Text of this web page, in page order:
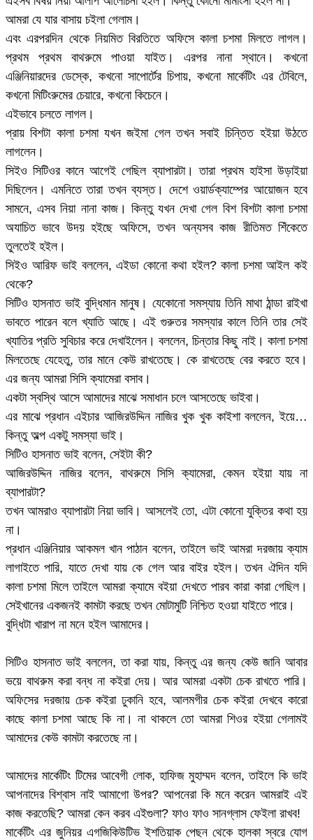
আমরা যে যার বাসায় চইলা গেলাম।
এবং এরপরদিন থেকে নিয়মিত বিরতিতে অফিসে কালা চশমা মিলতে লাগল।
প্রথম প্রথম বাথরুমে পাওয়া যাইত। এরপর নানা স্থানে। কখনো
এঞ্জিনিয়ারদের ডেস্কে, কখনো সাপোর্টের চিপায়, কখনো মার্কেটিং এর টেবিলে,
কখনো মিটিংরুমের চেয়ারে, কখনো কিচেনে।
এইভাবে চলতে লাগল।
প্রায় বিশটা কালা চশমা যখন জইমা গেল তখন সবাই চিন্তিত হইয়া উঠতে
লাগলেন।
সিইও সিটিওর কানে আগেই গেছিল ব্যাপারটা। তারা প্রথম হাইসা উড়াইয়া
দিছিলেন। এমনিতে তারা তখন ব্যস্ত। দেশে ওয়ার্ডক্যাম্পের আয়োজন হবে
সামনে, এসব নিয়া নানা কাজ। কিন্তু যখন দেখা গেল বিশ বিশটা কালা চশমা
অযাচিত ভাবে উদয় হইছে অফিসে, তখন অন্যসব কাজ রীতিমত শিঁকেতে
তুলতেই হইল।
সিইও আরিফ ভাই বললেন, এইডা কোনো কথা হইল? কালা চশমা আইল কই
থেকে?
সিটিও হাসনাত ভাই বুদ্ধিমান মানুষ। যেকোনো সমস্যায় তিনি মাথা ঠান্ডা রাইখা
ভাবতে পারেন বলে খ্যাতি আছে। এই গুরুতর সমস্যার কালে তিনি তার সেই
খ্যাতির প্রতি সুবিচার করে দেখাইলেন। বললেন, চিন্তার কিছু নাই। কালা চশমা
মিলতেছে যেহেতু, তার মানে কেউ রাখতেছে। কে রাখতেছে বের করতে হবে।
এর জন্য আমরা সিসি ক্যামেরা বসাব।
একটা স্বস্থি আসে আমাদের মাঝে সমাধান চলে আসতেছে ভাইবা।
এর মাঝে প্রধান এইচার আজিরউদ্দিন নাজির খুক খুক কাইশা বললেন, ইয়ে…
কিন্তু অল্প একটু সমস্যা ভাই।
সিটিও হাসনাত ভাই বলেন, সেইটা কী?
আজিরউদ্দিন নাজির বলেন, বাথরুমে সিসি ক্যামেরা, কেমন হইয়া যায় না
ব্যাপারটা?
তখন আমরাও ব্যাপারটা নিয়া ভাবি। আসলেই তো, এটা কোনো যুক্তির কথা হয়
না।
প্রধান এঞ্জিনিয়ার আকমল খান পাঠান বলেন, তাইলে ভাই আমরা দরজায় ক্যাম
লাগাইতে পারি, যাতে দেখা যায় কে গেল আর বাইর হইল। তখন ঐদিন যদি
কালা চশমা মিলে তাইলে আমরা ক্যামে বইয়া দেখতে পারব কারা কারা গেছিল।
সেইখানের একজনই কামটা করছে তখন মোটামুটি নিশ্চিত হওয়া যাইতে পারে।
বুদ্ধিটা খারাপ না মনে হইল আমাদের।
সিটিও হাসনাত ভাই বললেন, তা করা যায়, কিন্তু এর জন্য কেউ জানি আবার
ভয়ে বাথরুম করা বন্ধ না কইরা দেয়। আর আমরা একটা চেক রাখতে পারি।
অফিসের দরজায় চেক কইরা ঢুকানি হবে, আলমগীর চেক কইরা দেখবে কারো
কাছে কালা চশমা আছে কি না। না থাকলে তো আমরা শিওর হইয়া গেলামই
আমাদের কেউ কামটা করতেছে না।
আমাদের মার্কেটিং টিমের আবেগী লোক, হাফিজ মুহাম্মদ বলেন, তাইলে কি ভাই
আপনাদের বিশ্বাস নাই আমাগো উপর? আপনেরা কি মনে করেন আমরাই এই
কাজ করতেছি? আমরা কেন করব এইগুলা? ফাও ফাও সানগ্লাস ফেইলা রাখব!
মার্কেটিং এর জুনিয়র এগজিকিউটিভ ইশতিয়াক পেছন থেকে হালকা স্বরে যোগ